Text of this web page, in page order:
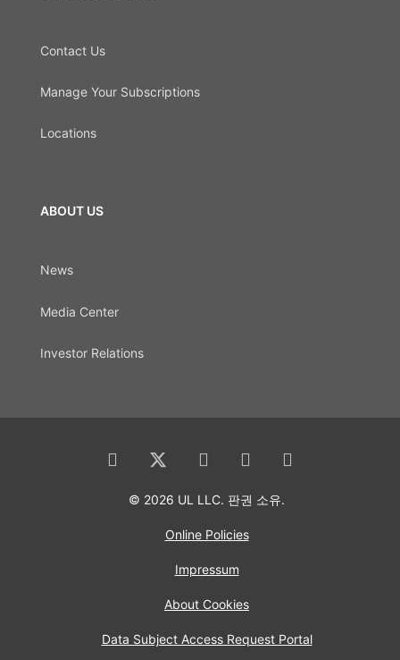
Contact Us
Manage Your Subscriptions
Locations
ABOUT US
News
Media Center
Investor Relations
© 2026 UL LLC. 판권 소유.
Online Policies
Impressum
About Cookies
Data Subject Access Request Portal